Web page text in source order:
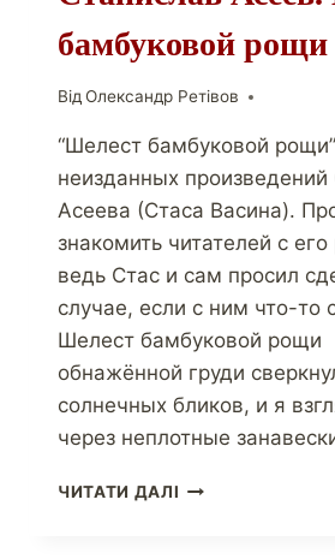
бамбуковой рощи
Від Олександр Ретівов
“Шелест бамбуковой
неизданных произведений
Асеева (Стаса Васина).
знакомить читателей с
ведь Стас и сам просил
случае, если с ним что-
Шелест бамбуковой
обнажённой груди
солнечных бликов, и я
через неплотные
ЧИТАТИ ДАЛІ